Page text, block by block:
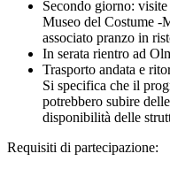
Secondo giorno:
Museo del Costume -
associato pranzo in
In serata rientro ad
Trasporto andata e
Si specifica che il
potrebbero subire
disponibilità delle
Requisiti di partecipazione: